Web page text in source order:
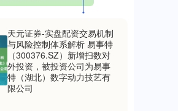
天元证券-实盘配资交易机制
与风险控制体系解析 易事特
（300376.SZ）新增扫数对
外投资，被投资公司为易事
特（湖北）数字动力技艺有
限公司